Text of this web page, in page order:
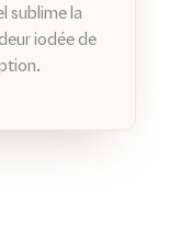
sublime la
iodée de